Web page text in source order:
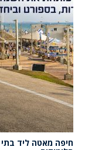
חיפה מאטה ליד